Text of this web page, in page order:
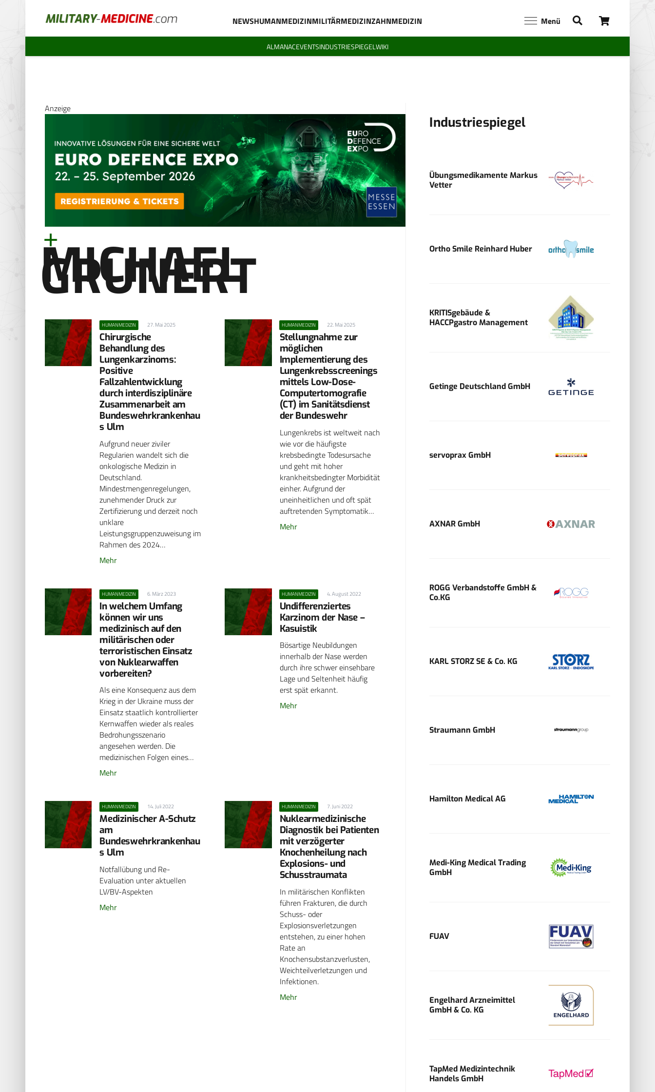
NEWSHUMANMEDIZINMILITÄRMEDIZINZAHNMEDIZIN Menü
ALMANACEVENTSINDUSTRIESPIEGELWIKI
Anzeige
MICHAEL
GRUNERT
HUMANMEDIZIN 27. Mai 2025
Chirurgische
Behandlung des
Lungenkarzinoms:
Positive
Fallzahlentwicklung
durch interdisziplinäre
Zusammenarbeit am
Bundeswehrkrankenhau
s Ulm
Aufgrund neuer ziviler
Regularien wandelt sich die
onkologische Medizin in
Deutschland.
Mindestmengenregelungen,
zunehmender Druck zur
Zertifizierung und derzeit noch
unklare
Leistungsgruppenzuweisung im
Rahmen des 2024…
Mehr
HUMANMEDIZIN 22. Mai 2025
Stellungnahme zur
möglichen
Implementierung des
Lungenkrebsscreenings
mittels Low-Dose-
Computertomografie
(CT) im Sanitätsdienst
der Bundeswehr
Lungenkrebs ist weltweit nach
wie vor die häufigste
krebsbedingte Todesursache
und geht mit hoher
krankheitsbedingter Morbidität
einher. Aufgrund der
uneinheitlichen und oft spät
auftretenden Symptomatik…
Mehr
HUMANMEDIZIN 6. März 2023
In welchem Umfang
können wir uns
medizinisch auf den
militärischen oder
terroristischen Einsatz
von Nuklearwaffen
vorbereiten?
Als eine Konsequenz aus dem
Krieg in der Ukraine muss der
Einsatz staatlich kontrollierter
Kernwaffen wieder als reales
Bedrohungsszenario
angesehen werden. Die
medizinischen Folgen eines…
Mehr
HUMANMEDIZIN 4. August 2022
Undifferenziertes
Karzinom der Nase –
Kasuistik
Bösartige Neubildungen
innerhalb der Nase werden
durch ihre schwer einsehbare
Lage und Seltenheit häufig
erst spät erkannt.
Mehr
HUMANMEDIZIN 14. Juli 2022
Medizinischer A-Schutz
am
Bundeswehrkrankenhau
s Ulm
Notfallübung und Re-
Evaluation unter aktuellen
LV/BV-Aspekten
Mehr
HUMANMEDIZIN 7. Juni 2022
Nuklearmedizinische
Diagnostik bei Patienten
mit verzögerter
Knochenheilung nach
Explosions- und
Schusstraumata
In militärischen Konflikten
führen Frakturen, die durch
Schuss- oder
Explosionsverletzungen
entstehen, zu einer hohen
Rate an
Knochensubstanzverlusten,
Weichteilverletzungen und
Infektionen.
Mehr
Industriespiegel
Übungsmedikamente Markus
Vetter
Ortho Smile Reinhard Huber
KRITISgebäude &
HACCPgastro Management
Getinge Deutschland GmbH
servoprax GmbH
AXNAR GmbH
ROGG Verbandstoffe GmbH &
Co.KG
KARL STORZ SE & Co. KG
Straumann GmbH
Hamilton Medical AG
Medi-King Medical Trading
GmbH
FUAV
Engelhard Arzneimittel
GmbH & Co. KG
TapMed Medizintechnik
Handels GmbH